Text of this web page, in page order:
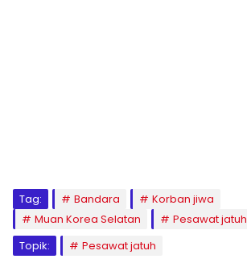
Tag: Bandara
Korban jiwa
Muan Korea Selatan
Pesawat jatuh
Topik:
Pesawat jatuh